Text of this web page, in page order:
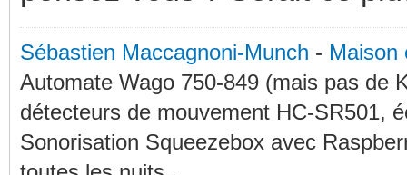
Sébastien Maccagnoni-Munch - Maison
Automate Wago 750-849 (mais pas de
détecteurs de mouvement HC-SR501,
Sonorisation Squeezebox avec